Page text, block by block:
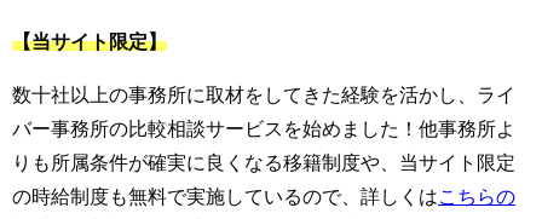
【当サイト限定】
数十社以上の事務所に取材をしてきた経験を活かし、ライ
バー事務所の比較相談サービスを始めました！他事務所よ
りも所属条件が確実に良くなる移籍制度や、当サイト限定
の時給制度も無料で実施しているので、詳しくはこちらの